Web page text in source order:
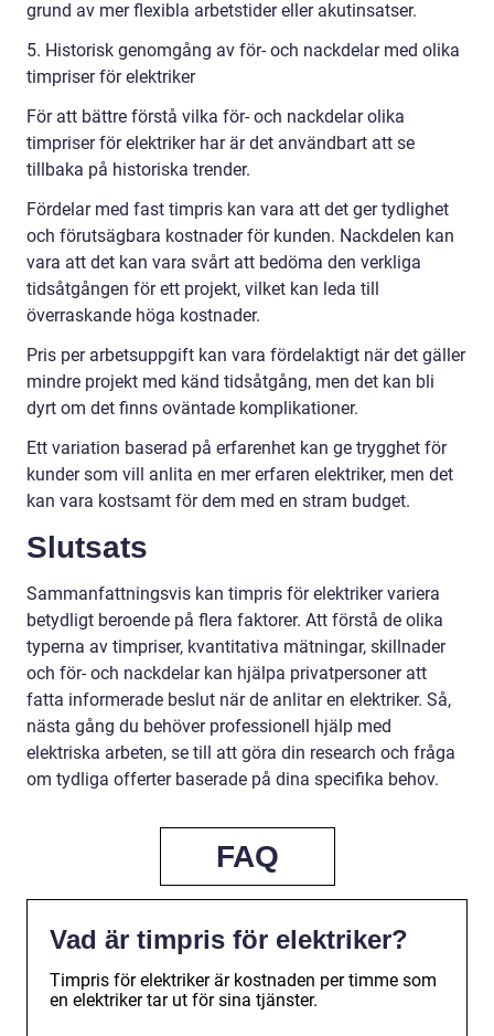
grund av mer flexibla arbetstider eller akutinsatser.
5. Historisk genomgång av för- och nackdelar med olika
timpriser för elektriker
För att bättre förstå vilka för- och nackdelar olika
timpriser för elektriker har är det användbart att se
tillbaka på historiska trender.
Fördelar med fast timpris kan vara att det ger tydlighet
och förutsägbara kostnader för kunden. Nackdelen kan
vara att det kan vara svårt att bedöma den verkliga
tidsåtgången för ett projekt, vilket kan leda till
överraskande höga kostnader.
Pris per arbetsuppgift kan vara fördelaktigt när det gäller
mindre projekt med känd tidsåtgång, men det kan bli
dyrt om det finns oväntade komplikationer.
Ett variation baserad på erfarenhet kan ge trygghet för
kunder som vill anlita en mer erfaren elektriker, men det
kan vara kostsamt för dem med en stram budget.
Slutsats
Sammanfattningsvis kan timpris för elektriker variera
betydligt beroende på flera faktorer. Att förstå de olika
typerna av timpriser, kvantitativa mätningar, skillnader
och för- och nackdelar kan hjälpa privatpersoner att
fatta informerade beslut när de anlitar en elektriker. Så,
nästa gång du behöver professionell hjälp med
elektriska arbeten, se till att göra din research och fråga
om tydliga offerter baserade på dina specifika behov.
FAQ
Vad är timpris för elektriker?
Timpris för elektriker är kostnaden per timme som
en elektriker tar ut för sina tjänster.